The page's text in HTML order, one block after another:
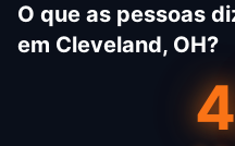
O que as pessoas
em Cleveland, OH?